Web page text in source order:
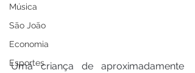
Música
São João
Economia
Esportes
Uma criança de aproximadamente